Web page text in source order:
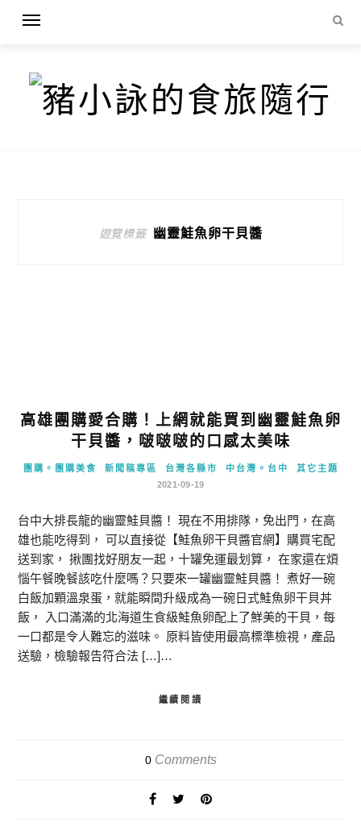
遊覽標籤 幽靈鮭魚卵干貝醬
高雄團購愛合購！上網就能買到幽靈鮭魚卵
干貝醬，啵啵啵的口感太美味
團購。團購美食 新聞稿專區 台灣各縣市 中台灣。台中
其它主題
2021-09-19
台中大排長龍的幽靈鮭貝醬！ 現在不用排隊，免出門，在高
雄也能吃得到， 可以直接從【鮭魚卵干貝醬官網】購買宅配
送到家， 揪團找好朋友一起，十罐免運最划算， 在家還在煩
惱午餐晚餐該吃什麼嗎？只要來一罐幽靈鮭貝醬！ 煮好一碗
白飯加顆溫泉蛋，就能瞬間升級成為一碗日式鮭魚卵干貝丼
飯， 入口滿滿的北海道生食級鮭魚卵配上了鮮美的干貝，每
一口都是令人難忘的滋味。 原料皆使用最高標準檢視，產品
送驗，檢驗報告符合法 […]…
繼續閱讀
0Comments